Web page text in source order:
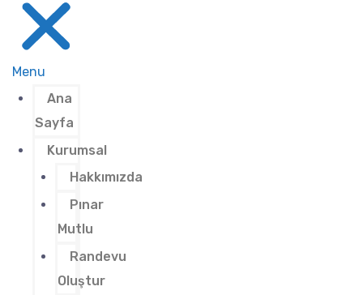
Menu
Ana
Sayfa
Kurumsal
Hakkımızda
Pınar
Mutlu
Randevu
Oluştur